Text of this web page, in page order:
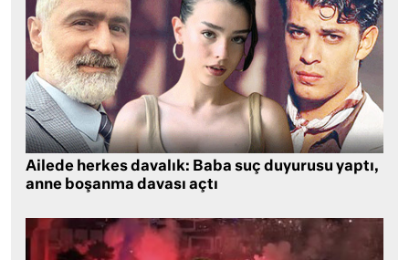
Ailede herkes davalık: Baba suç duyurusu yaptı,
anne boşanma davası açtı